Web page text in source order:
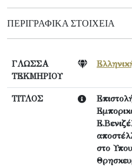
ΠΕΡΙΓΡΑΦΙΚΆ ΣΤΟΙΧΕΊΑ
ΓΛΩΣΣΑ
ΤΕΚΜΗΡΙΟΥ
ΤΙΤΛΟΣ
στο